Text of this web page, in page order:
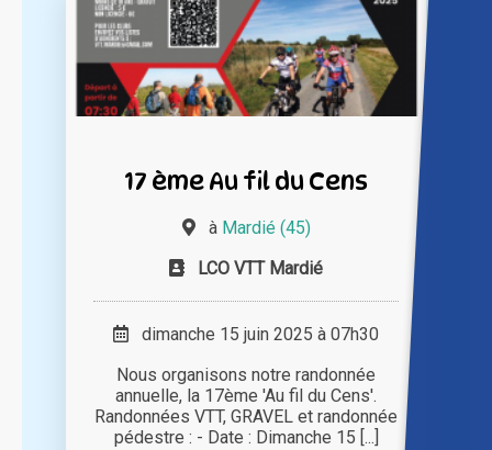
17 ème Au fil du Cens
à Mardié (45)
LCO VTT Mardié
dimanche 15 juin 2025 à 07h30
Nous organisons notre randonnée
annuelle, la 17ème 'Au fil du Cens'.
Randonnées VTT, GRAVEL et randonnée
pédestre : - Date : Dimanche 15 [...]